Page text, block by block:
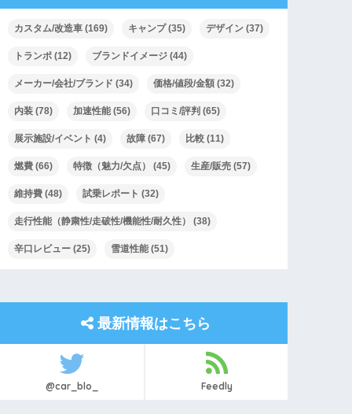
カスタム/改造車 (169) キャンプ(35) デザイン (37)
トランポ (12) ブランドイメージ (44)
メーカー/会社/ブランド (34) 価格/値段/金額 (32)
内装 (78) 加速性能 (56) 口コミ/評判 (65)
展示施設/イベント (4) 故障 (67) 比較 (11)
燃費 (66) 特徴（魅力/欠点） (45) 生産/販売 (57)
維持費 (48) 試乗レポート (32)
走行性能（静粛性/走破性/機能性/耐久性） (38)
辛口レビュー (25) 雪道性能 (51)
最新情報はこちら
@car_blo_ Feedly